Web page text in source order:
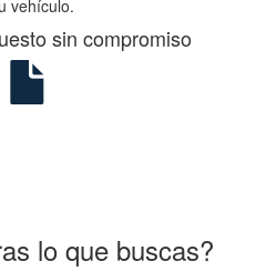
vehículo.
sin compromiso
lo que buscas?